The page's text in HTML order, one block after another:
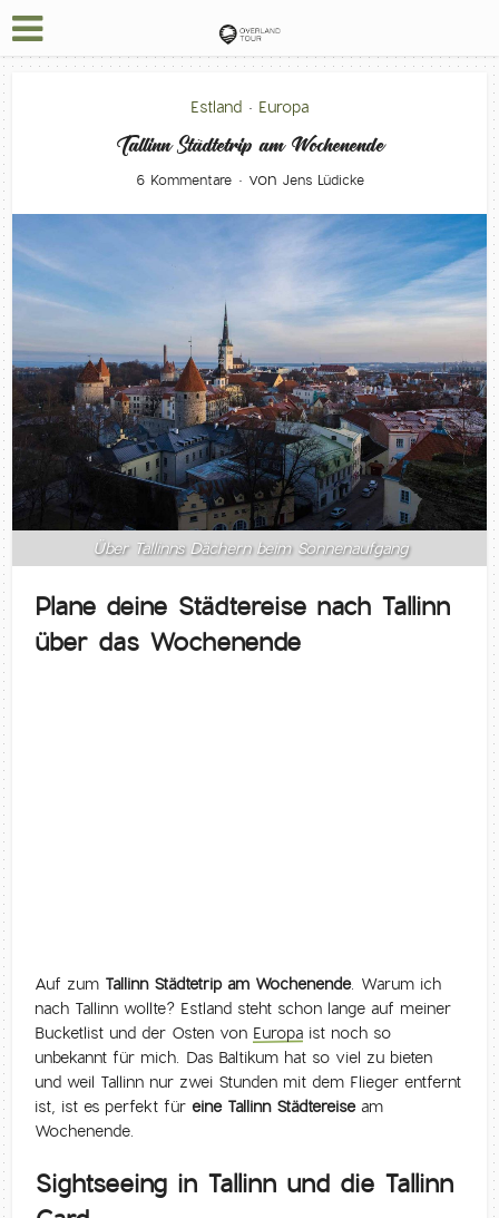
Estland • Europa
Tallinn Städtetrip am Wochenende
6 Kommentare von Jens Lüdicke
Über Tallinns Dächern beim Sonnenaufgang
Plane deine Städtereise nach Tallinn
über das Wochenende
Auf zum Tallinn Städtetrip am Wochenende. Warum ich
nach Tallinn wollte? Estland steht schon lange auf meiner
Bucketlist und der Osten von Europa ist noch so
unbekannt für mich. Das Baltikum hat so viel zu bieten
und weil Tallinn nur zwei Stunden mit dem Flieger entfernt
ist, ist es perfekt füreine Tallinn Städtereiseam
Wochenende.
Sightseeing in Tallinn und die Tallinn